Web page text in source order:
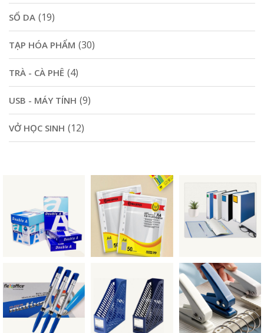
SỔ DA (19)
TẠP HÓA PHẨM (30)
TRÀ - CÀ PHÊ (4)
USB - MÁY TÍNH (9)
VỞ HỌC SINH (12)